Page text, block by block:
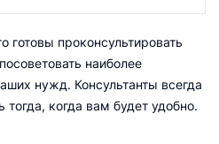
готовы проконсультировать
наиболее
нужд. Консультанты всегда
когда вам будет удобно.